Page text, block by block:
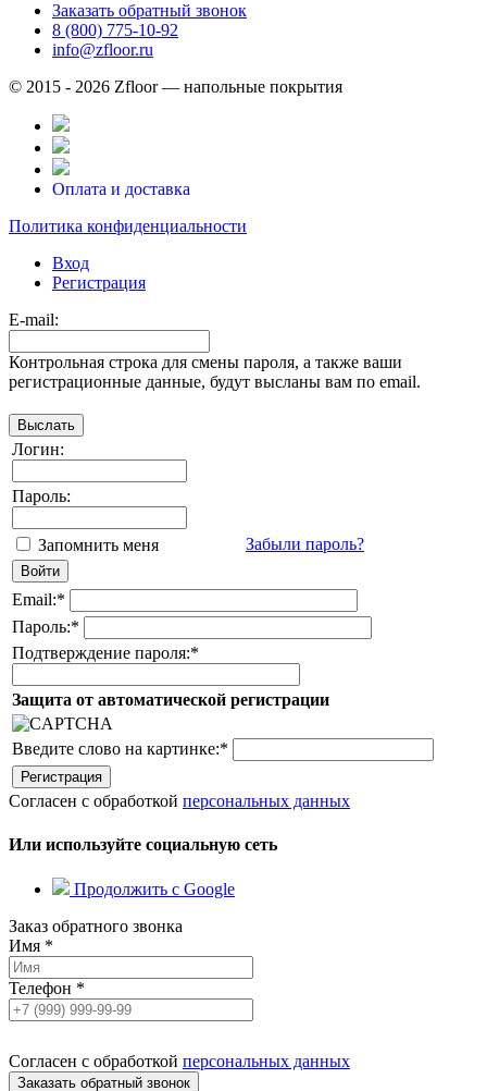
Заказать обратный звонок
8 (800) 775-10-92
info@zfloor.ru
© 2015 - 2026 Zfloor — напольные покрытия
Оплата и доставка
Политика конфиденциальности
Вход
Регистрация
E-mail:
Контрольная строка для смены пароля, а также ваши
регистрационные данные, будут высланы вам по email.
Логин:
Пароль:
Запомнить меня Забыли пароль?
Email:*
Пароль:*
Подтверждение пароля:*
Защита от автоматической регистрации
Введите слово на картинке:*
Согласен с обработкой персональных данных
Или используйте социальную сеть
Продолжить с Google
Заказ обратного звонка
Имя *
Телефон *
Согласен с обработкой персональных данных